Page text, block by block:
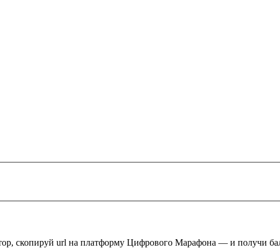
скопируй url на платформу Цифрового Марафона — и получи